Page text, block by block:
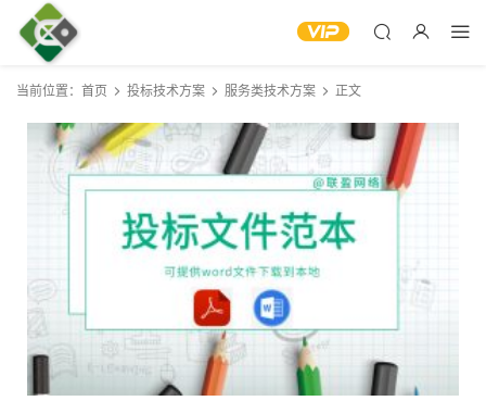
当前位置： 首页 投标技术方案 服务类技术方案 正文